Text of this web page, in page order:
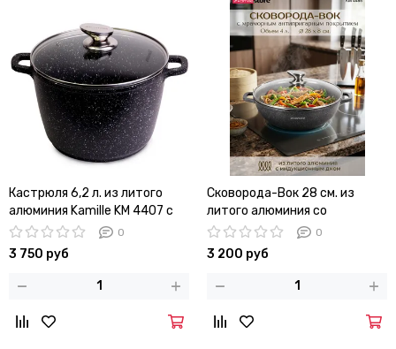
Кастрюля 6,2 л. из литого
алюминия Kamille KM 4407 с
мраморным покрытием
0
3 750 руб
Сковорода-Вок 28 см. из
литого алюминия со
стеклянной крышкой Kamille
KM 4485
0
3 200 руб